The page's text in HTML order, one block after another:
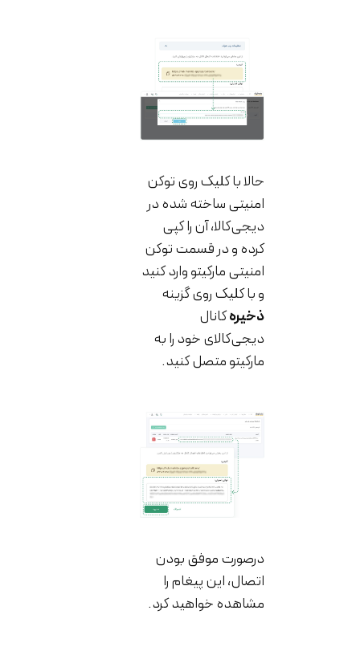
حالا با کلیک روی توکن
امنیتی ساخته شده در
دیجی‌کالا، آن را کپی
کرده و در قسمت توکن
امنیتی مارکیتو وارد کنید
و با کلیک روی گزینه
کانال
دیجی‌کالای خود را به
مارکیتو متصل کنید.
درصورت موفق بودن
اتصال، این پیغام را
مشاهده خواهید کرد.